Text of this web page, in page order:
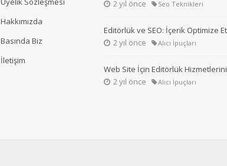
Hakkımızda
Basında Biz
İletişim
2 yıl önce
Seo Teknikleri
Editörlük ve SEO: İçerik Optimize
2 yıl önce
Alıcı İpuçları
Web Site İçin Editörlük
2 yıl önce
Alıcı İpuçları